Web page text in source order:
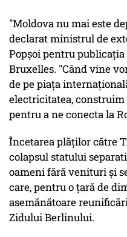
"Moldova nu mai este
declarat ministrul de
Popșoi pentru
Bruxelles. "Când vine
de pe piața
electricitatea,
pentru a ne conecta la
Încetarea plăților către
colapsul statului
oameni fără venituri și
care, pentru o țară de
asemănătoare
Zidului Berlinului.